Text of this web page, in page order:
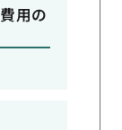
用の